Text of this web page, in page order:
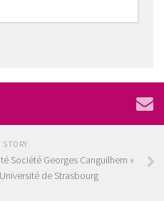
STORY
Société Georges Canguilhem »
de Strasbourg